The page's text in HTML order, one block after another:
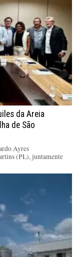
da Areia
de São
Ayres
(PL), juntamente